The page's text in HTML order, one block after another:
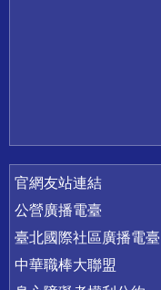
官網友站連結
公營廣播電臺
臺北國際社區廣播電臺
中華職棒大聯盟